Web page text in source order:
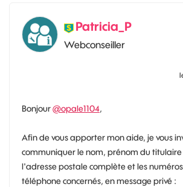
Patricia_P
Webconseiller
Bonjour@opale1104,
Afin de vous apporter mon aide, je vous
communiquer le nom, prénom du titulaire
l'adresse postale complète et les
téléphone concernés, en message privé :